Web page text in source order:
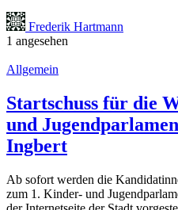
Frederik Hartmann
1 angesehen
Allgemein
Startschuss für die
und
Ingbert
Ab sofort werden die
zum 1. Kinder- und